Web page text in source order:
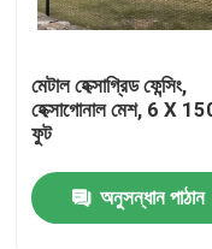
মেটাল হেক্সাগ্রিড ফেন্সিং,
হেক্সাগোনাল মেশ, 6 X
ফুট
অনুসন্ধান পাঠান